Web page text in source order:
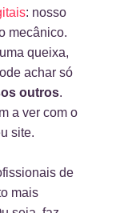
: nosso
mecânico.
queixa,
achar só
outros.
a ver com o
site.
de
mais